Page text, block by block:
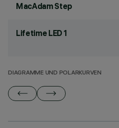
MacAdam Step
Lifetime LED 1
DIAGRAMME UND POLARKURVEN